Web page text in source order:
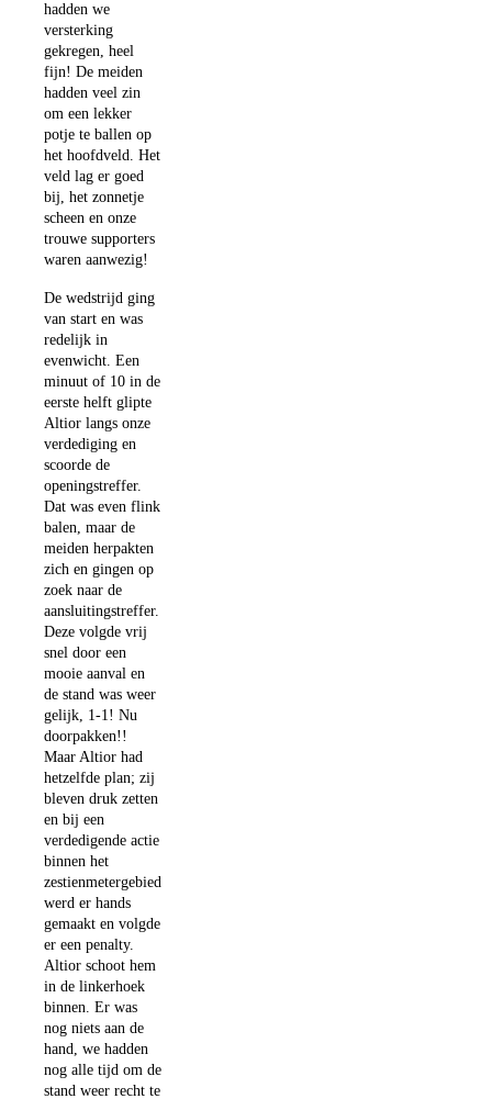
hadden we
versterking
gekregen, heel
fijn! De meiden
hadden veel zin
om een lekker
potje te ballen op
het hoofdveld. Het
veld lag er goed
bij, het zonnetje
scheen en onze
trouwe supporters
waren aanwezig!
De wedstrijd ging
van start en was
redelijk in
evenwicht. Een
minuut of 10 in de
eerste helft glipte
Altior langs onze
verdediging en
scoorde de
openingstreffer.
Dat was even flink
balen, maar de
meiden herpakten
zich en gingen op
zoek naar de
aansluitingstreffer.
Deze volgde vrij
snel door een
mooie aanval en
de stand was weer
gelijk, 1-1! Nu
doorpakken!!
Maar Altior had
hetzelfde plan; zij
bleven druk zetten
en bij een
verdedigende actie
binnen het
zestienmetergebied
werd er hands
gemaakt en volgde
er een penalty.
Altior schoot hem
in de linkerhoek
binnen. Er was
nog niets aan de
hand, we hadden
nog alle tijd om de
stand weer recht te